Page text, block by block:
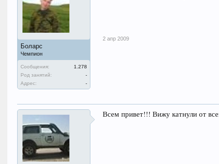
Боларс
Чемпион
Сообщения:
1.278
Род занятий:
-
Адрес:
-
2 апр 2009
Всем привет!!! Вижу катнули от